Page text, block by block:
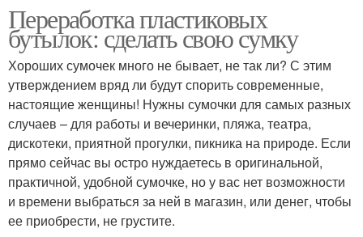
Переработка пластиковых
бутылок: сделать свою сумку
Хороших сумочек много не бывает, не так ли? С этим
утверждением вряд ли будут спорить современные,
настоящие женщины! Нужны сумочки для самых разных
случаев – для работы и вечеринки, пляжа, театра,
дискотеки, приятной прогулки, пикника на природе. Если
прямо сейчас вы остро нуждаетесь в оригинальной,
практичной, удобной сумочке, но у вас нет возможности
и времени выбраться за ней в магазин, или денег, чтобы
ее приобрести, не грустите.